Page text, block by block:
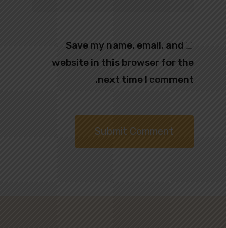
Save my name, email, and
website in this browser for the
next time I comment.